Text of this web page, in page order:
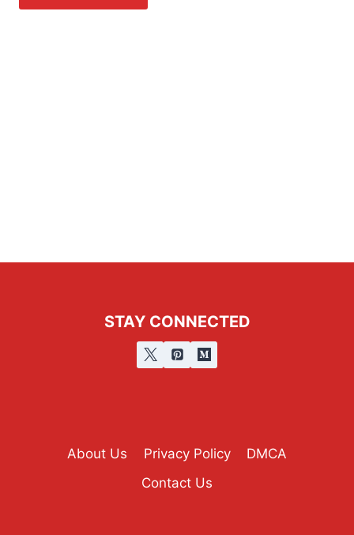
STAY CONNECTED
About Us Privacy Policy
DMCA
Contact Us